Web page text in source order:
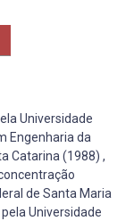
Universidade
Engenharia da
Catarina (1988) ,
de Santa Maria
Universidade